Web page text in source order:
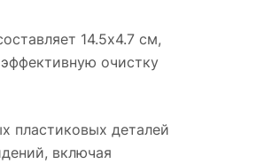
14.5x4.7 см,
очистку
пластиковых деталей
включая